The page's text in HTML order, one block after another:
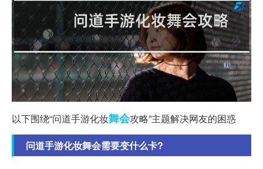
以下围绕“问道手游化妆舞会攻略”主题解决网友的困惑
问道手游化妆舞会需要变什么卡?